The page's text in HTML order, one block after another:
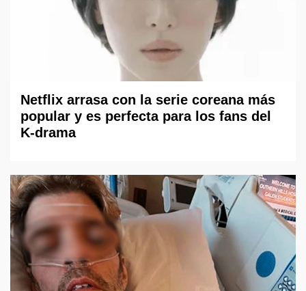
Netflix arrasa con la serie coreana más
popular y es perfecta para los fans del
K-drama